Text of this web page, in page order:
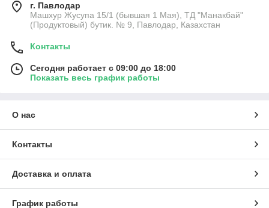
г. Павлодар
Машхур Жусупа 15/1 (бывшая 1 Мая), ТД "Манакбай"
(Продуктовый) бутик. № 9, Павлодар, Казахстан
Контакты
Сегодня работает с 09:00 до 18:00
Показать весь график работы
О нас
Контакты
Доставка и оплата
График работы